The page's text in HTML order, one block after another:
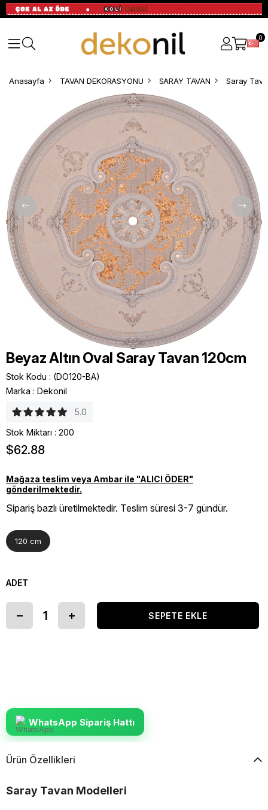
0
Anasayfa TAVAN DEKORASYONU SARAY TAVAN Saray
Beyaz Altın Oval Saray Tavan 120cm
Stok Kodu
(DO120-BA)
Marka : Dekonil
5.0
Stok Miktarı : 200
$62.88
Mağaza teslim veya Ambar ile "ALICI ÖDER"
gönderilmektedir.
Sipariş bazlı üretilmektedir. Teslim süresi 3-7 gündür.
120 cm
ADET
WhatsApp Sipariş Hattı
Ürün Özellikleri
Saray Tavan Modelleri